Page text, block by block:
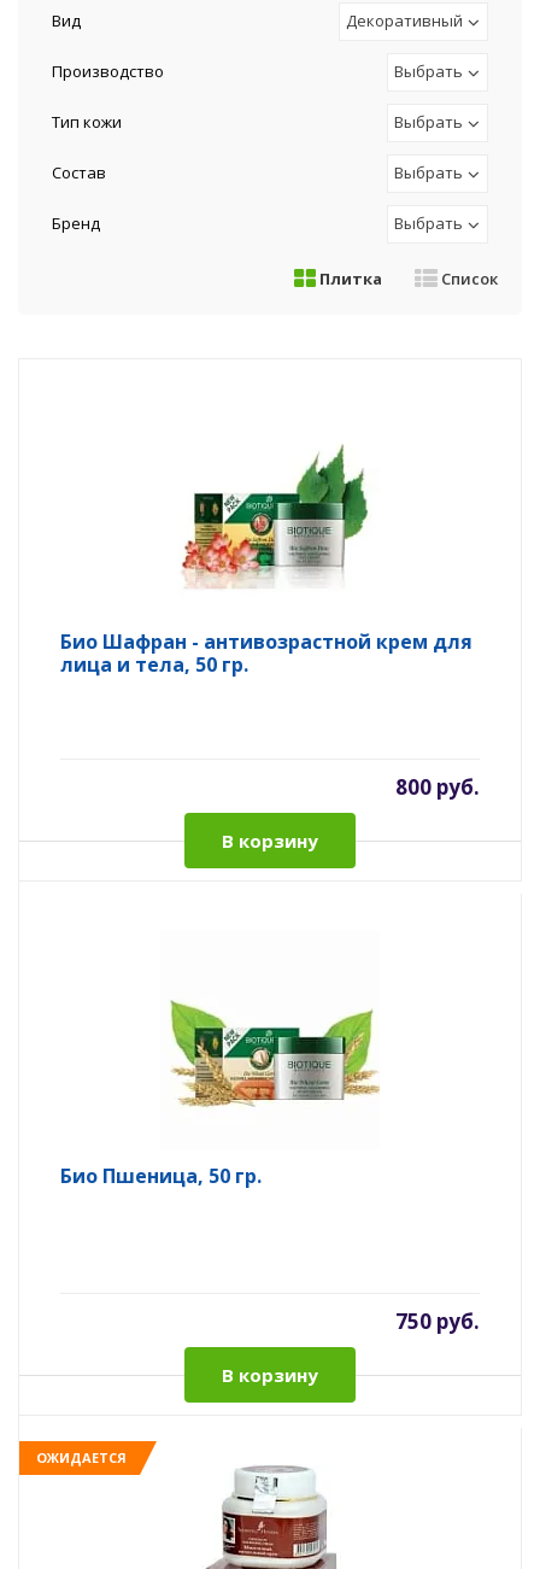
Вид Декоративный
Производство Выбрать
Тип кожи Выбрать
Состав Выбрать
Бренд Выбрать
Плитка Список
Био Шафран - антивозрастной крем для
лица и тела, 50 гр.
800 руб.
В корзину
Био Пшеница, 50 гр.
750 руб.
В корзину
ОЖИДАЕТСЯ